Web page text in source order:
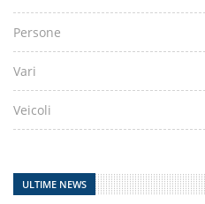
Persone
Vari
Veicoli
ULTIME NEWS